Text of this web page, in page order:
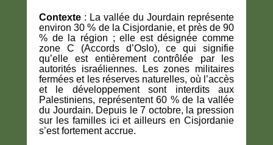
Contexte : La vallée du Jourdain représente
environ 30 % de la Cisjordanie, et près de 90
% de la région ; elle est désignée comme
zone C (Accords d’Oslo), ce qui signifie
qu’elle est entièrement contrôlée par les
autorités israéliennes. Les zones militaires
fermées et les réserves naturelles, où l’accès
et le développement sont interdits aux
Palestiniens, représentent 60 % de la vallée
du Jourdain. Depuis le 7 octobre, la pression
sur les familles ici et ailleurs en Cisjordanie
s’est fortement accrue.